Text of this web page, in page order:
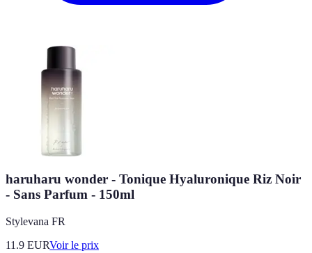
haruharu wonder - Tonique Hyaluronique Riz Noir
- Sans Parfum - 150ml
Stylevana FR
11.9 EURVoir le prix